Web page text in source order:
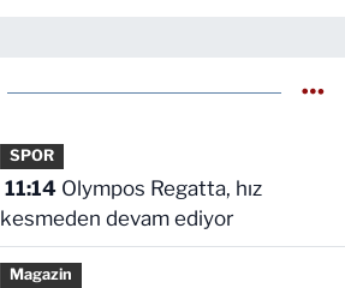
SPOR
11:14Olympos Regatta, hız
kesmeden devam ediyor
Magazin